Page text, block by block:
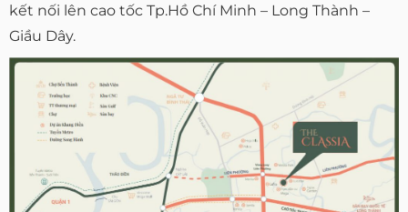
kết nối lên cao tốc Tp.Hồ Chí Minh – Long Thành –
Giầu Dây.